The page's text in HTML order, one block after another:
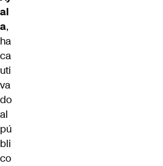
al
a,
ha
ca
uti
va
do
al
pú
bli
co